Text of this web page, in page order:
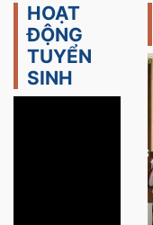
HOẠT
ĐỘNG
TUYỂN
SINH